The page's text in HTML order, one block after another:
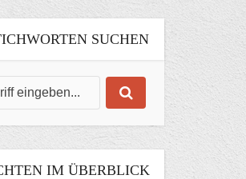
SUCHEN
IM ÜBERBLICK